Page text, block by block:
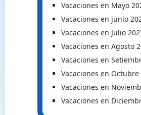
Vacaciones en Mayo
Vacaciones en junio
Vacaciones en Julio
Vacaciones en Agosto
Vacaciones en
Vacaciones en Octubre
Vacaciones en
Vacaciones en